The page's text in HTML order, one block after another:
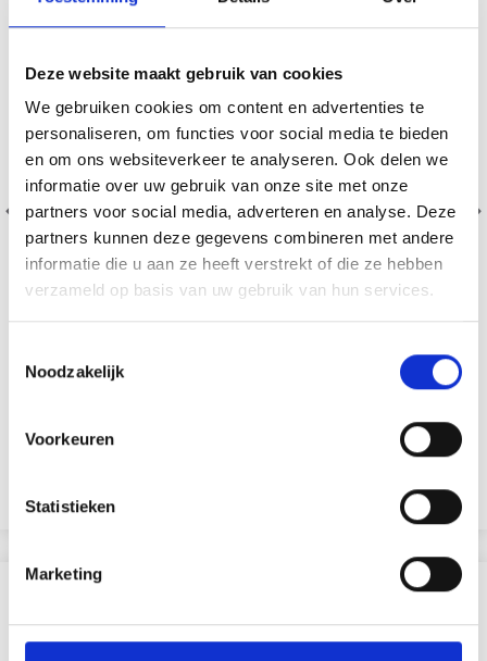
Deze website maakt gebruik van cookies
We gebruiken cookies om content en advertenties te
personaliseren, om functies voor social media te bieden
en om ons websiteverkeer te analyseren. Ook delen we
informatie over uw gebruik van onze site met onze
partners voor social media, adverteren en analyse. Deze
partners kunnen deze gegevens combineren met andere
informatie die u aan ze heeft verstrekt of die ze hebben
verzameld op basis van uw gebruik van hun services.
Noodzakelijk
Voorkeuren
Statistieken
Marketing
DROPS KID-SILK